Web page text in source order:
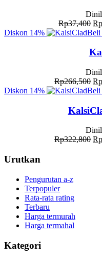
Rp37,400 Rp
Diskon 14% Beli
Rp266,500 Rp
Diskon 14% Beli
Rp322,800 Rp
Urutkan
Pengurutan a-z
Terpopuler
Rata-rata rating
Terbaru
Harga termurah
Harga termahal
Kategori